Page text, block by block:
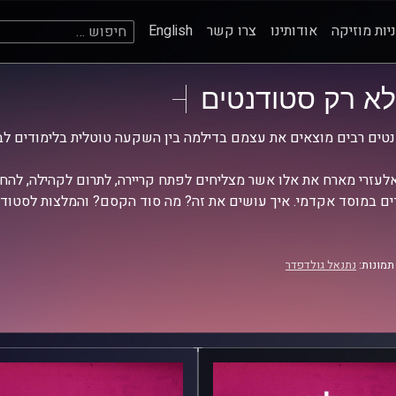
מוזיקה אודותינו צרו קשר English חיפוש:
לא רק סטודנטים
רבים מוצאים את עצמם בדילמה בין השקעה טוטלית בלימודים
מארח את אלו אשר מצליחים לפתח קריירה, לתרום לקהילה,
במוסד אקדמי. איך עושים את זה? מה סוד הקסם? והמלצות
נתנאל גולדפדר